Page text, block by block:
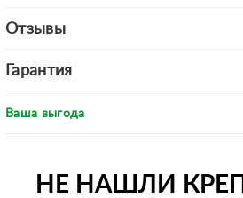
Отзывы
Гарантия
Ваша выгода
НЕ НАШЛИ